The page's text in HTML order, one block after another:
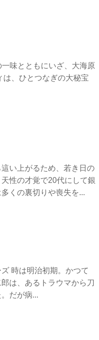
味とともにいざ、大海原
、ひとつなぎの大秘宝
い上がるため、若き日の
性の才覚で20代にして銀
くの裏切りや喪失を...
時は明治初期。かつて
は、あるトラウマから刀
だが病...